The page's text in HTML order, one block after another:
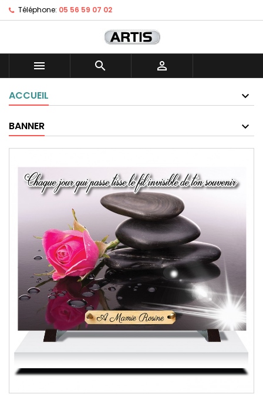
Téléphone: 05 56 59 07 02
  
ACCUEIL
BANNER